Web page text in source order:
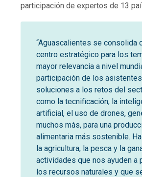
participación de expertos de 13
“Aguascalientes se consolida
centro estratégico para los
mayor relevancia a nivel
participación de los
soluciones a los retos del
como la tecnificación, la
artificial, el uso de drones,
muchos más, para una
alimentaria más sostenible.
la agricultura, la pesca y la
actividades que nos ayuden a
los recursos naturales y que